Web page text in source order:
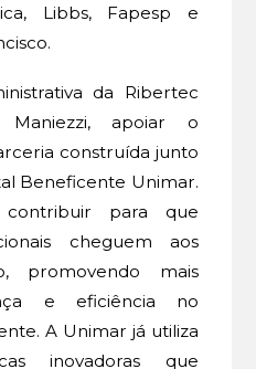
Libbs, Fapesp e
da Ribertec
Maniezzi, apoiar o
construída junto
Beneficente Unimar.
para que
cheguem aos
promovendo mais
e eficiência no
A Unimar já utiliza
inovadoras que